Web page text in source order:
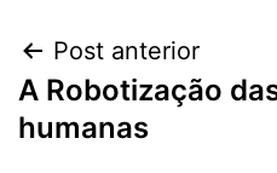
Navegação
de
Post anterior
A Robotização
humanas